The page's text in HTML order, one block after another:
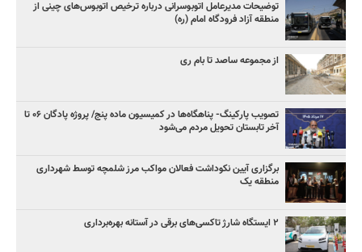
توضیحات مدیرعامل اتوبوسرانی درباره ترخیص اتوبوس‌های چینی از
منطقه آزاد فرودگاه امام (ره)
از مجموعه ساصد تا بام ری
تصویب پارکینگ- پناهگاه‌ها در کمیسیون ماده پنج/ پروژه پادگان ۰۶ تا
آخر تابستان تحویل مردم می‌شود
برگزاری آیین نکوداشت فعالان مواکب مرز شلمچه توسط شهرداری
منطقه یک
۲ ایستگاه شارژ تاکسی‌های برقی در آستانه بهره‌برداری